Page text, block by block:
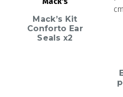
Mack’s Kit
Conforto Ear
Seals x2